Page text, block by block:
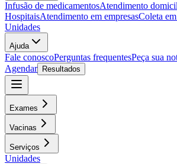
Infusão de medicamentosAtendimento
HospitaisAtendimento em empresasColeta
Unidades
Ajuda
Fale conoscoPerguntas frequentesPeça sua
Agendar
Resultados
Exames
Vacinas
Serviços
Unidades